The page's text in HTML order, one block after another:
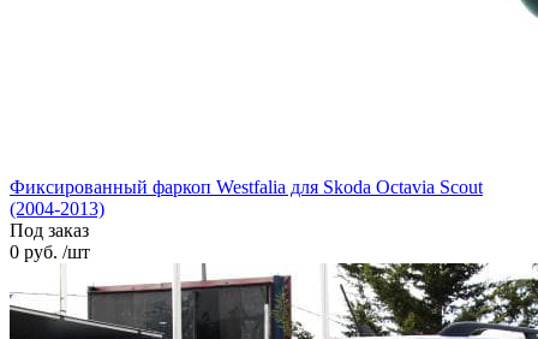
Фиксированный фаркоп Westfalia для Skoda Octavia Scout
(2004-2013)
Под заказ
0 руб. /шт